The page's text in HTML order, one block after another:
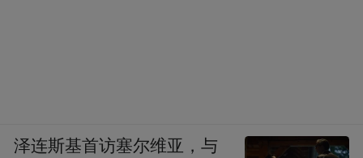
泽连斯基首访塞尔维亚，与